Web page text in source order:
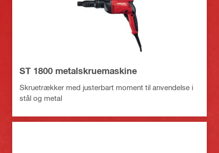
ST 1800 metalskruemaskine
Skruetrækker med justerbart moment til anvendelse i
stål og metal